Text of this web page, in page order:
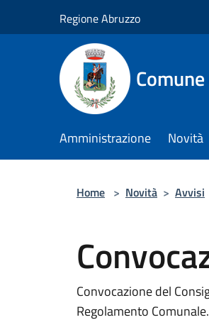
Regione Abruzzo
Amministrazione Novità
Home > Novità > Avvisi
Convocazione del
Regolamento Comunale.